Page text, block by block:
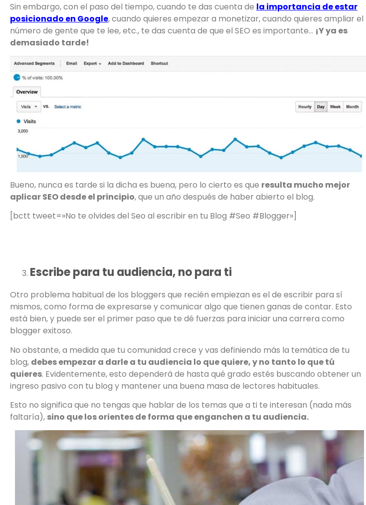
Sin embargo, con el paso del tiempo, cuando te das cuenta de la importancia de estar
posicionado en Google, cuando quieres empezar a monetizar, cuando quieres ampliar el
número de gente que te lee, etc., te das cuenta de que el SEO es importante… ¡Y ya es
demasiado tarde!
Bueno, nunca es tarde si la dicha es buena, pero lo cierto es que resulta mucho mejor
aplicar SEO desde el principio, que un año después de haber abierto el blog.
[bctt tweet=»No te olvides del Seo al escribir en tu Blog #Seo #Blogger»]
Escribe para tu audiencia, no para ti
Otro problema habitual de los bloggers que recién empiezan es el de escribir para sí
mismos, como forma de expresarse y comunicar algo que tienen ganas de contar. Esto
está bien, y puede ser el primer paso que te dé fuerzas para iniciar una carrera como
blogger exitoso.
No obstante, a medida que tu comunidad crece y vas definiendo más la temática de tu
blog, debes empezar a darle a tu audiencia lo que quiere, y no tanto lo que tú
quieres. Evidentemente, esto dependerá de hasta qué grado estés buscando obtener un
ingreso pasivo con tu blog y mantener una buena masa de lectores habituales.
Esto no significa que no tengas que hablar de los temas que a ti te interesan (nada más
faltaría), sino que los orientes de forma que enganchen a tu audiencia.